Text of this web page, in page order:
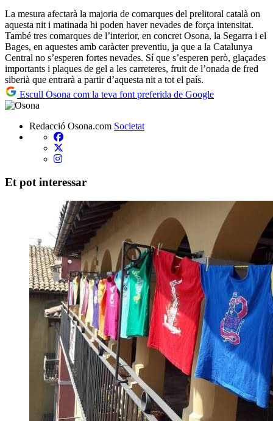
La mesura afectarà la majoria de comarques del prelitoral català on
aquesta nit i matinada hi poden haver nevades de força intensitat.
També tres comarques de l’interior, en concret Osona, la Segarra i el
Bages, en aquestes amb caràcter preventiu, ja que a la Catalunya
Central no s’esperen fortes nevades. Sí que s’esperen però, glaçades
importants i plaques de gel a les carreteres, fruit de l’onada de fred
siberià que entrarà a partir d’aquesta nit a tot el país.
Escull Osona com la teva font preferida de Google
Redacció Osona.com Societat
Et pot interessar